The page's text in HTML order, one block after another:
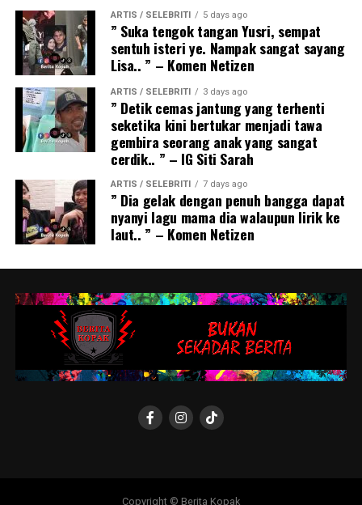
ARTIS / SELEBRITI 5 days ago
” Suka tengok tangan Yusri, sempat
sentuh isteri ye. Nampak sangat sayang
Lisa.. ” – Komen Netizen
ARTIS / SELEBRITI 3 days ago
” Detik cemas jantung yang terhenti
seketika kini bertukar menjadi tawa
gembira seorang anak yang sangat
cerdik.. ” – IG Siti Sarah
ARTIS / SELEBRITI 7 days ago
” Dia gelak dengan penuh bangga dapat
nyanyi lagu mama dia walaupun lirik ke
laut.. ” – Komen Netizen
Copyright © Berita Kopak